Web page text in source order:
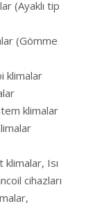
(Ayaklı tip
(Gömme
klimalar
klimalar
klimalar, Isı
cihazları